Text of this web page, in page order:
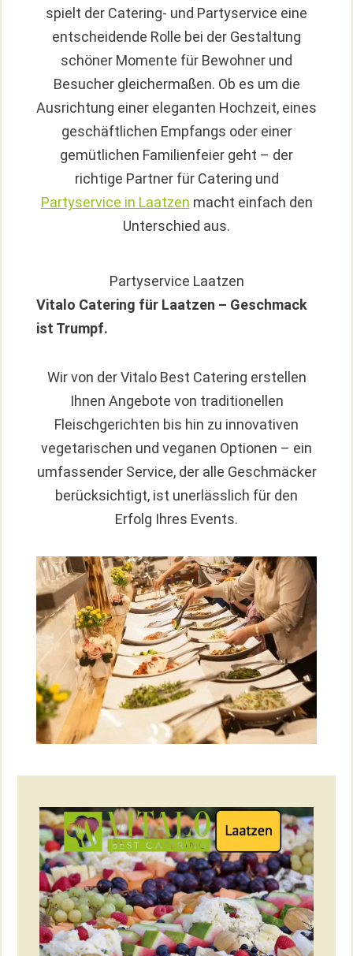
spielt der Catering- und Partyservice eine
entscheidende Rolle bei der Gestaltung
schöner Momente für Bewohner und
Besucher gleichermaßen. Ob es um die
Ausrichtung einer eleganten Hochzeit, eines
geschäftlichen Empfangs oder einer
gemütlichen Familienfeier geht – der
richtige Partner für Catering und
Partyservice in Laatzen macht einfach den
Unterschied aus.
Partyservice Laatzen
Vitalo Catering für Laatzen – Geschmack
ist Trumpf.
Wir von der Vitalo Best Catering erstellen
Ihnen Angebote von traditionellen
Fleischgerichten bis hin zu innovativen
vegetarischen und veganen Optionen – ein
umfassender Service, der alle Geschmäcker
berücksichtigt, ist unerlässlich für den
Erfolg Ihres Events.